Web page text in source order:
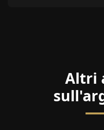
Altri